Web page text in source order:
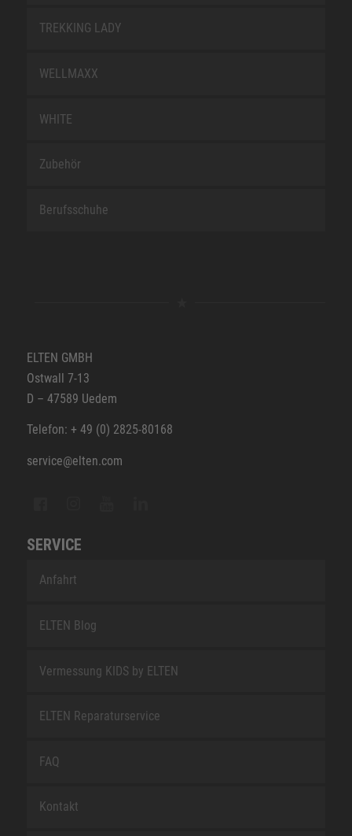
TREKKING LADY
WELLMAXX
WHITE
Zubehör
Berufsschuhe
ELTEN GMBH
Ostwall 7-13
D – 47589 Uedem
Telefon: + 49 (0) 2825-80168
service@elten.com
SERVICE
Anfahrt
ELTEN Blog
Vermessung KIDS by ELTEN
ELTEN Reparaturservice
FAQ
Kontakt